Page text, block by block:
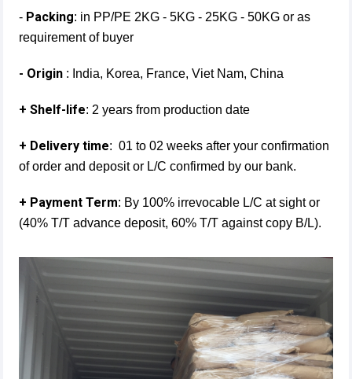
- Packing: in PP/PE 2KG - 5KG - 25KG - 50KG or as
requirement of buyer
- Origin : India, Korea, France, Viet Nam, China
+ Shelf-life: 2 years from production date
+ Delivery time: 01 to 02 weeks after your confirmation
of order and deposit or L/C confirmed by our bank.
+ Payment Term: By 100% irrevocable L/C at sight or
(40% T/T advance deposit, 60% T/T against copy B/L).